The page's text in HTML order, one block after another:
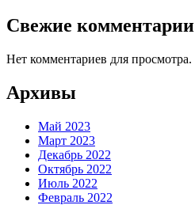
Свежие комментарии
Нет комментариев для просмотра.
Архивы
Май 2023
Март 2023
Декабрь 2022
Октябрь 2022
Июль 2022
Февраль 2022